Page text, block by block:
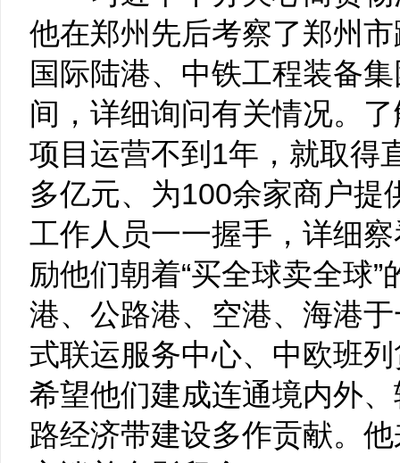
他在郑州先后考察了郑州
国际陆港、中铁工程装备
间，详细询问有关情况。
项目运营不到1年，就取得
多亿元、为100余家商户提
工作人员一一握手，详细
励他们朝着“买全球卖全球
港、公路港、空港、海港
式联运服务中心、中欧班
希望他们建成连通境内外
路经济带建设多作贡献。